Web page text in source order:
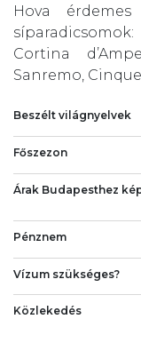
Hova érdemes
Cortina
Sanremo, Cinque
Beszélt világnyelvek
Főszezon
Árak Budapesthez
Pénznem
Vízum szükséges?
Közlekedés